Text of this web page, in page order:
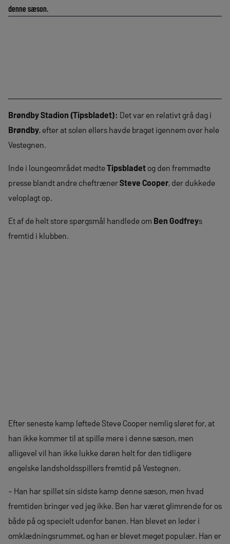
denne sæson.
Brøndby Stadion (Tipsbladet): Det var en relativt grå dag i
Brøndby, efter at solen ellers havde braget igennem over hele
Vestegnen.
Inde i loungeområdet mødteTipsbladet og den fremmødte
presse blandt andre cheftrænerSteve Cooper, der dukkede
veloplagt op.
Et af de helt store spørgsmål handlede om Ben Godfreys
fremtid i klubben.
Efter seneste kamp løftede Steve Cooper nemlig sløret for, at
han ikke kommer til at spille mere i denne sæson, men
alligevel vil han ikke lukke døren helt for den tidligere
engelske landsholdsspillers fremtid på Vestegnen.
– Han har spillet sin sidste kamp denne sæson, men hvad
fremtiden bringer ved jeg ikke. Ben har været glimrende for os
både på og specielt udenfor banen. Han blevet en leder i
omklædningsrummet, og han er blevet meget populær. Han er